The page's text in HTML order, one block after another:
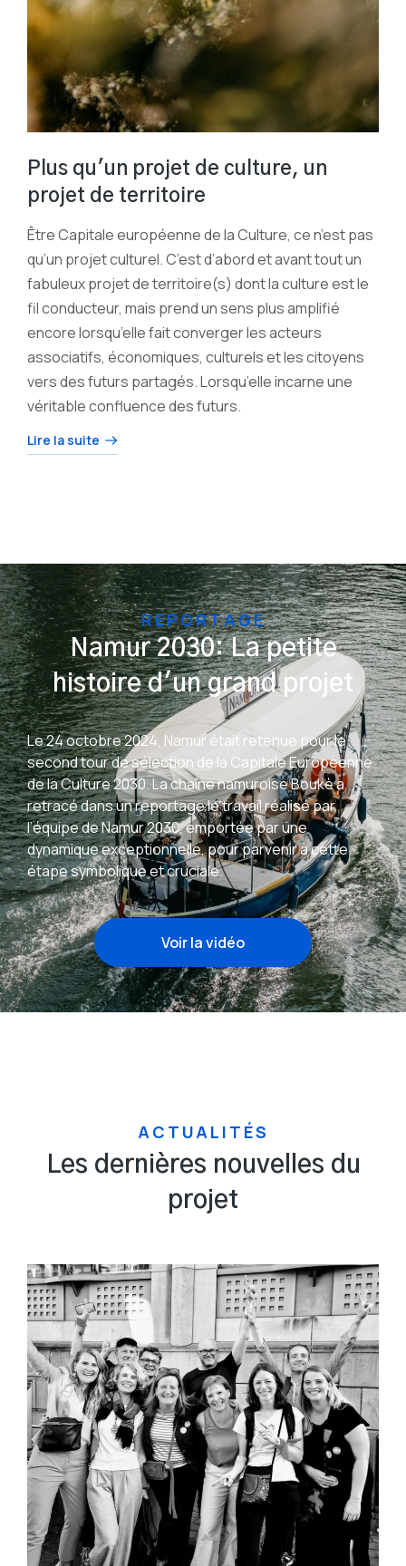
Plus qu'un projet de culture, un
projet de territoire
Être Capitale européenne de la Culture, ce n’est pas
qu’un projet culturel. C’est d’abord et avant tout un
fabuleux projet de territoire(s) dont la culture est le
fil conducteur, mais prend un sens plus amplifié
encore lorsqu’elle fait converger les acteurs
associatifs, économiques, culturels et les citoyens
vers des futurs partagés. Lorsqu’elle incarne une
véritable confluence des futurs.
Lire la suite
REPORTAGE
Namur 2030: La petite
histoire d'un grand projet
Le 24 octobre 2024, Namur était retenue pour le
second tour de sélection de la Capitale Européenne
de la Culture 2030. La chaîne namuroise Boukè a
retracé dans un reportage le travail réalisé par
l’équipe de Namur 2030, emportée par une
dynamique exceptionnelle, pour parvenir à cette
étape symbolique et cruciale.
Voir la vidéo
ACTUALITÉS
Les dernières nouvelles du
projet